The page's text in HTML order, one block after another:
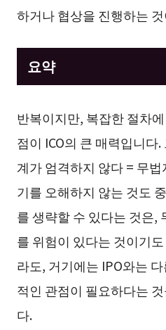
하거나 협상을 진행하는
요약
반복이지만, 복잡한 절차
점이 ICO의 큰 매력입니다
계가 엄격하지 않다 = 무
기를 오해하지 않는 것도
를 생략할 수 있다는 것은,
를 위험이 있다는 것이기
라도, 거기에는 IPO와는
적인 관점이 필요하다는
다.